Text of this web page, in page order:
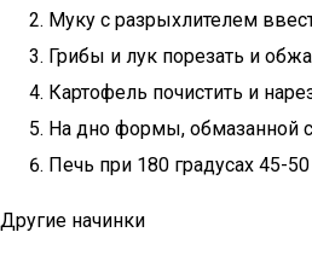
Муку с разрыхлителем
Грибы и лук порезать и
Картофель почистить и
На дно формы, обмазанной
Печь при 180 градусах 45-
Другие начинки